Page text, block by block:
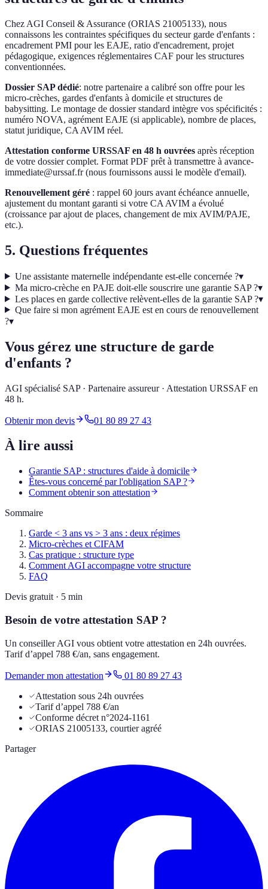
Chez AGI Conseil & Assurance (ORIAS 21005133), nous
connaissons les contraintes spécifiques du secteur garde d'enfants :
encadrement PMI pour les EAJE, ratio d'encadrement, projet
pédagogique, exigences réglementaires CAF pour les structures
conventionnées.
Dossier SAP dédié: notre partenaire a calibré son offre pour les
micro-crèches, gardes d'enfants à domicile et structures de
babysitting. Le montage de dossier standard intègre vos spécificités :
numéro NOVA, agrément EAJE (si applicable), nombre de places,
statut juridique, CA AVIM réel.
Attestation conforme URSSAF en 48 h ouvrées après réception
de votre dossier complet. Format PDF prêt à transmettre à avance-
immediate@urssaf.fr (nous fournissons aussi le modèle d'email).
Renouvellement géré : rappel 60 jours avant échéance annuelle,
ajustement du montant garanti si votre CA AVIM a évolué
(croissance par ajout de places, changement de mix AVIM/PAJE,
etc.).
5. Questions fréquentes
Une assistante maternelle indépendante est-elle concernée ?▾
Ma micro-crèche en PAJE doit-elle souscrire une garantie SAP ?▾
Les places en garde collective relèvent-elles de la garantie SAP ?▾
Que faire si mon agrément EAJE est en cours de renouvellement
?▾
Vous gérez une structure de garde
d'enfants ?
AGI spécialisé SAP · Partenaire assureur · Attestation URSSAF en
48 h.
Obtenir mon devis 01 80 89 27 43
À lire aussi
Garantie SAP : structures d'aide à domicile
Êtes-vous concerné par l'obligation SAP ?
Comment obtenir son attestation
Sommaire
Garde < 3 ans vs > 3 ans : deux régimes
Micro-crèches et CIFAM
Cas pratique : structure type
Comment AGI accompagne votre structure
FAQ
Devis gratuit · 5 min
Besoin de votre attestation SAP ?
Un conseiller AGI vous obtient votre attestation en 24h ouvrées.
Tarif d’appel 788 €/an, sans engagement.
Demander mon attestation
01 80 89 27 43
Attestation sous 24h ouvrées
Tarif d’appel 788 €/an
Conforme décret n°2024-1161
ORIAS 21005133, courtier agréé
Partager